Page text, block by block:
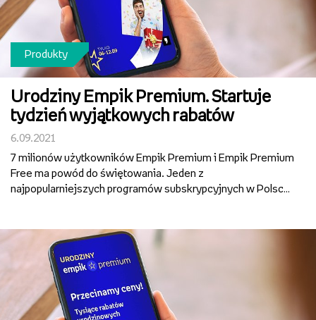
Produkty
Urodziny Empik Premium. Startuje
tydzień wyjątkowych rabatów
6.09.2021
7 milionów użytkowników Empik Premium i Empik Premium
Free ma powód do świętowania. Jeden z
najpopularniejszych programów subskrypcyjnych w Polsce
limitowanych ok...